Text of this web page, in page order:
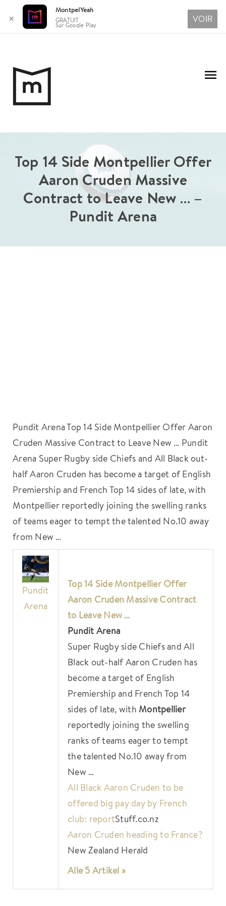
contenu
Top 14 Side Montpellier Offer
Aaron Cruden Massive
Contract to Leave New … –
Pundit Arena
Pundit Arena Top 14 Side Montpellier Offer Aaron
Cruden Massive Contract to Leave New … Pundit
Arena Super Rugby side Chiefs and All Black out-
half Aaron Cruden has become a target of English
Premiership and French Top 14 sides of late, with
Montpellier reportedly joining the swelling ranks
of teams eager to tempt the talented No.10 away
from New …
Pundit
Arena
Top 14 SideMontpellierOffer
Aaron Cruden Massive Contract
to Leave New …
Pundit Arena
Super Rugby side Chiefs and All
Black out-half Aaron Cruden has
become a target of English
Premiership and French Top 14
sides of late, with Montpellier
reportedly joining the swelling
ranks of teams eager to tempt
the talented No.10 away from
New …
All Black Aaron Cruden to be
offered big pay day by French
club: reportStuff.co.nz
Aaron Cruden heading to France?
New Zealand Herald
Alle 5 Artikel »
✕
MontpelYeah
GRATUIT
Sur Google Play
VOIR